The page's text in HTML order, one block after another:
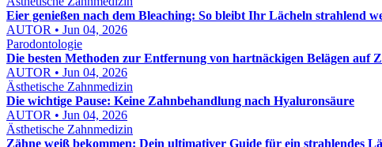
Eier genießen nach dem Bleaching: So bleibt Ihr Lächeln strahlend
AUTOR • Jun 04, 2026
Parodontologie
Die besten Methoden zur Entfernung von hartnäckigen Belägen auf
AUTOR • Jun 04, 2026
Ästhetische Zahnmedizin
Die wichtige Pause: Keine Zahnbehandlung nach Hyaluronsäure
AUTOR • Jun 04, 2026
Ästhetische Zahnmedizin
Zähne weiß bekommen: Dein ultimativer Guide für ein strahlendes